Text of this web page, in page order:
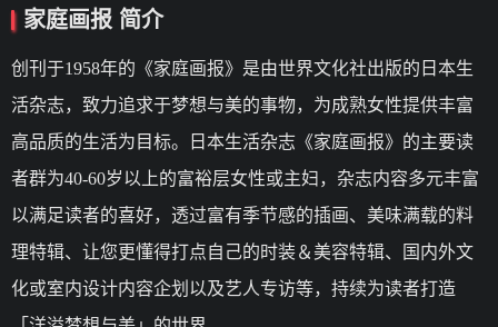
家庭画报 简介
创刊于1958年的《家庭画报》是由世界文化社出版的日本生
活杂志，致力追求于梦想与美的事物，为成熟女性提供丰富
高品质的生活为目标。日本生活杂志《家庭画报》的主要读
者群为40-60岁以上的富裕层女性或主妇，杂志内容多元丰富
以满足读者的喜好，透过富有季节感的插画、美味满载的料
理特辑、让您更懂得打点自己的时装＆美容特辑、国内外文
化或室内设计内容企划以及艺人专访等，持续为读者打造